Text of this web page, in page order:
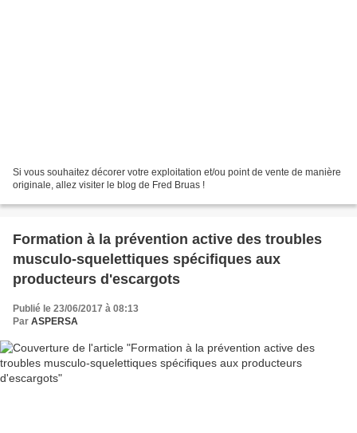
Si vous souhaitez décorer votre exploitation et/ou point de vente de manière
originale, allez visiter le blog de Fred Bruas !
Formation à la prévention active des troubles
musculo-squelettiques spécifiques aux
producteurs d'escargots
Publié le 23/06/2017 à 08:13
Par ASPERSA